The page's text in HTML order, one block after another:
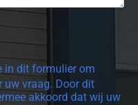
in dit formulier om
uw vraag. Door dit
akkoord dat wij uw